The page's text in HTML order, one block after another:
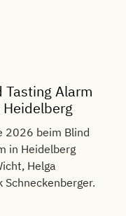
Tasting Alarm
Heidelberg
2026 beim Blind
in Heidelberg
Helga
Schneckenberger.